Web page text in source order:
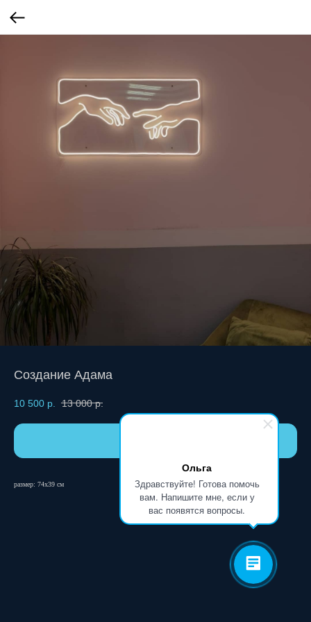
Ольга
Здравствуйте! Готова помочь
вам. Напишите мне, если у
вас появятся вопросы.
Создание Адама
10 500 р. 13 000 р.
размер: 74х39 см